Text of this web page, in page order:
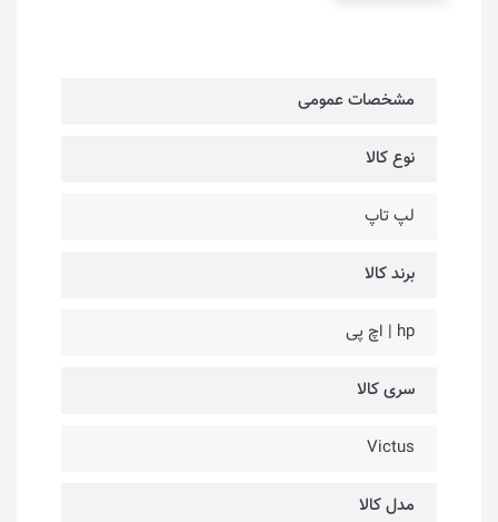
مشخصات عمومی
نوع کالا
لپ تاپ
برند کالا
hp | اچ پی
سری کالا
Victus
مدل کالا